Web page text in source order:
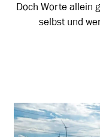
Doch Worte allein
selbst und